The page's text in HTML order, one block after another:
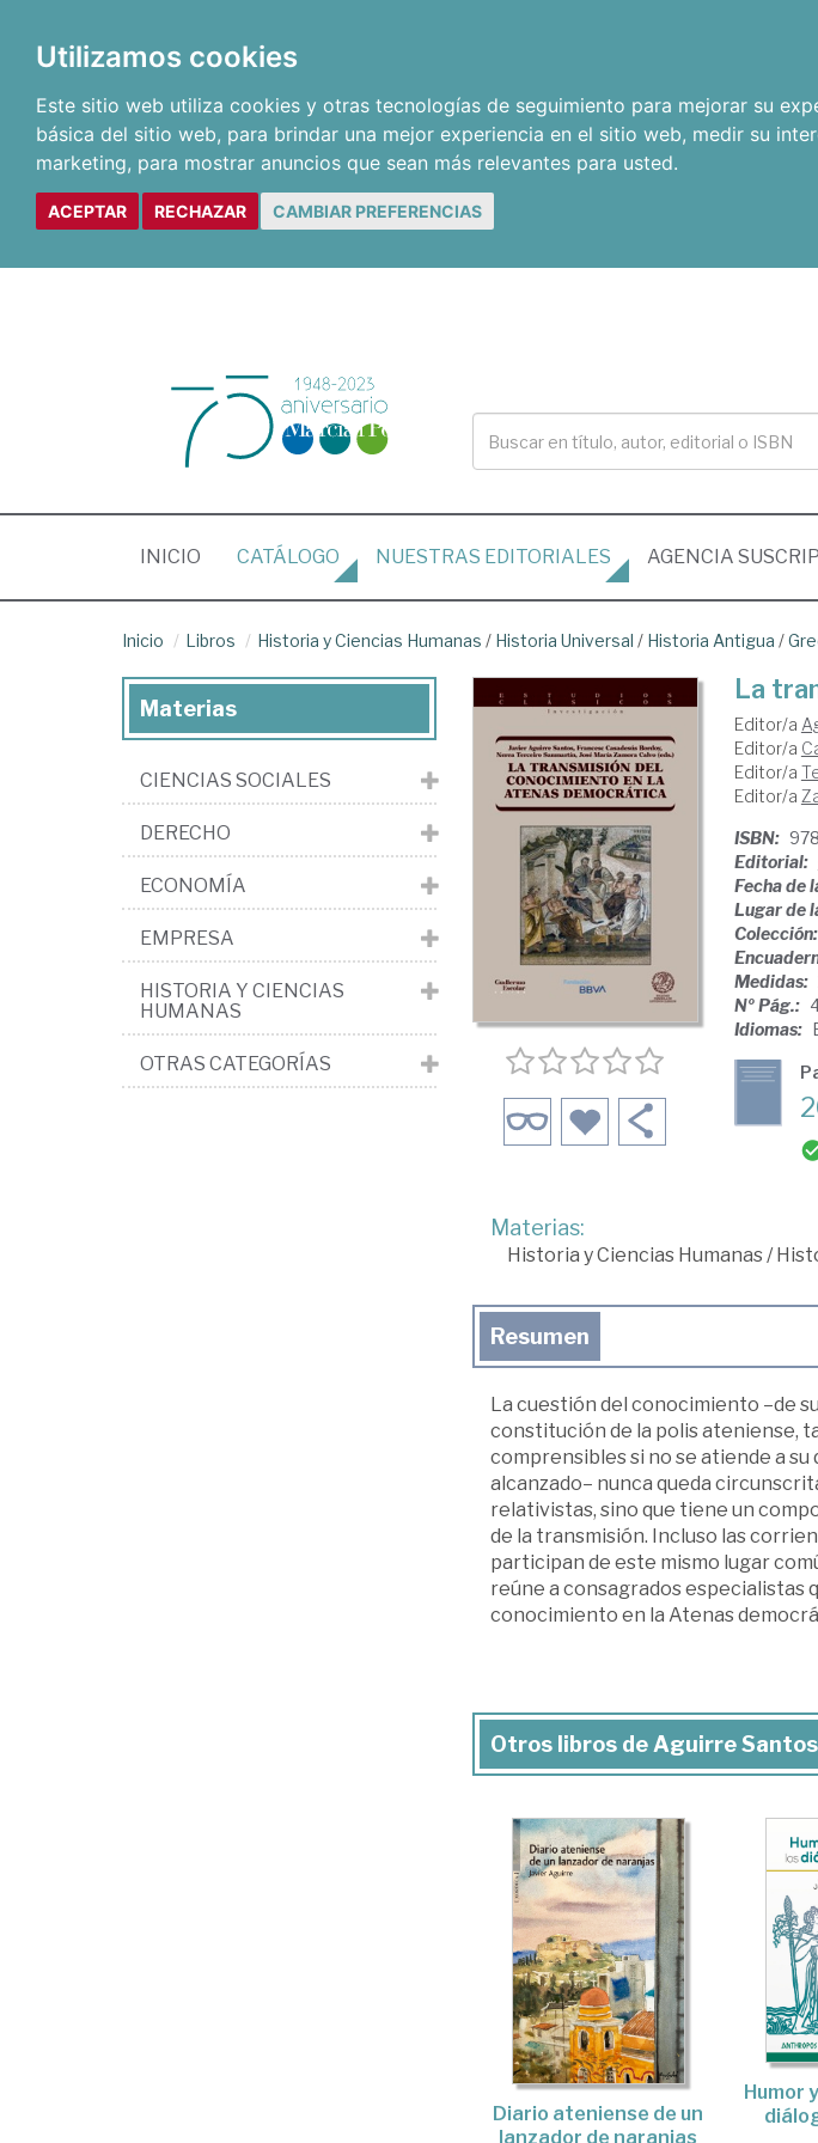
Utilizamos cookies
Este sitio web utiliza cookies y otras tecnologías de seguimiento para mejorar su
básica del sitio web, para brindar una mejor experiencia en el sitio web, medir su
marketing, para mostrar anuncios que sean más relevantes para usted.
ACEPTAR RECHAZAR CAMBIAR PREFERENCIAS
INICIO (CURRENT)
CATÁLOGO NUESTRAS EDITORIALES AGENCIA
Inicio Libros Historia y Ciencias Humanas / Historia Universal / Historia Antigua /
La
Editor/a
Editor/a
Editor/a
Editor/a
ISBN:
Editorial:
Fecha de
Lugar de
Colección:
Medidas:
Nº Pág.:
Idiomas:
Materias:
Historia y Ciencias Humanas/
Resumen
La cuestión del conocimiento –de
constitución de la polis ateniense,
comprensibles si no se atiende a
alcanzado– nunca queda
relativistas, sino que tiene un
de la transmisión. Incluso las
participan de este mismo lugar
reúne a consagrados especialistas
conocimiento en la Atenas
Otros libros de Aguirre
Diario ateniense de un
lanzador de naranjas
Humor
Materias
CIENCIAS SOCIALES
DERECHO
ECONOMÍA
EMPRESA
HISTORIA Y CIENCIAS
HUMANAS
OTRAS CATEGORÍAS